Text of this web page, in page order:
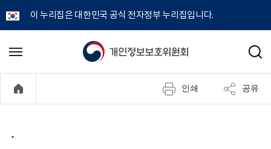
이 누리집은 대한민국 공식 전자정부 누리집입니다.
개
정
메
기
검
인쇄 공유
-